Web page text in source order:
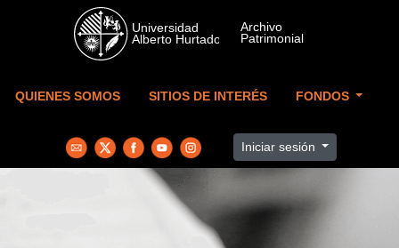
Skip to main content
QUIENES SOMOS SITIOS DE INTERÉS FONDOS
Iniciar sesión